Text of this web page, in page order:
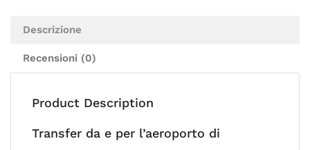
Descrizione
Recensioni (0)
Product Description
Transfer da e per l’aeroporto di